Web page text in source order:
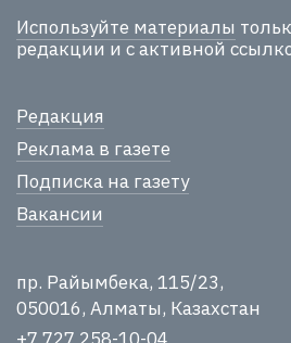
Используйте материалы
редакции и с активной
Редакция
Реклама в газете
Подписка на газету
Вакансии
пр. Райымбека, 115/23,
050016, Алматы, Казахстан